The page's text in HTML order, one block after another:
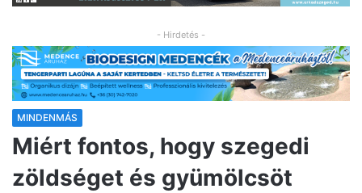
- Hirdetés -
MINDENMÁS
Miért fontos, hogy szegedi
zöldséget és gyümölcsöt